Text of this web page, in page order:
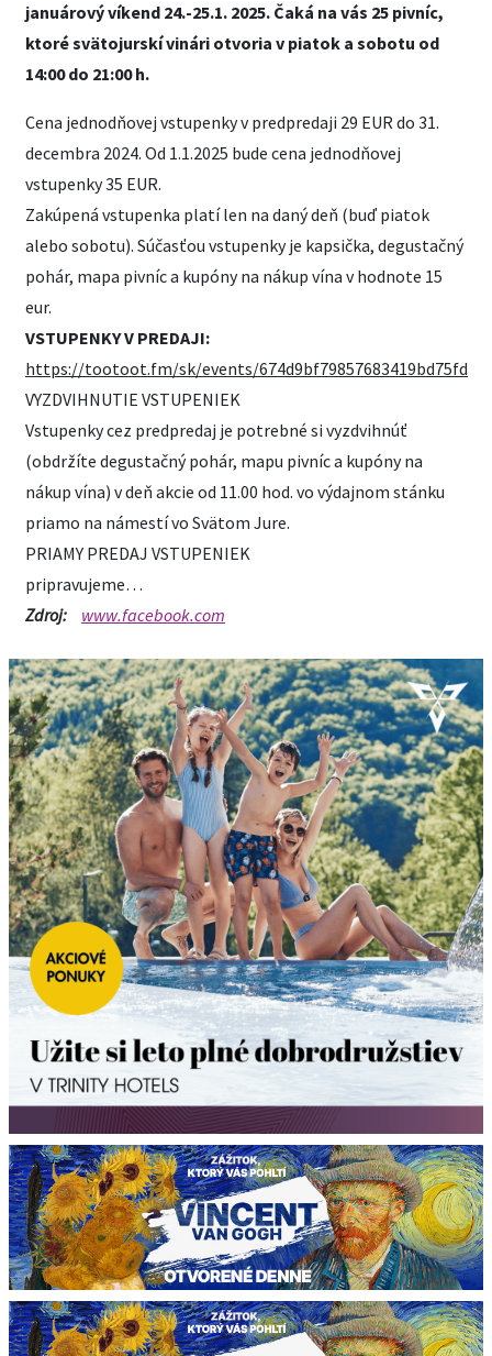
januárový víkend 24.-25.1. 2025. Čaká na vás 25 pivníc,
ktoré svätojurskí vinári otvoria v piatok a sobotu od
14:00 do 21:00 h.
Cena jednodňovej vstupenky v predpredaji 29 EUR do 31.
decembra 2024. Od 1.1.2025 bude cena jednodňovej
vstupenky 35 EUR.
Zakúpená vstupenka platí len na daný deň (buď piatok
alebo sobotu). Súčasťou vstupenky je kapsička, degustačný
pohár, mapa pivníc a kupóny na nákup vína v hodnote 15
eur.
VSTUPENKY V PREDAJI:
https://tootoot.fm/sk/events/674d9bf79857683419bd75fd
VYZDVIHNUTIE VSTUPENIEK
Vstupenky cez predpredaj je potrebné si vyzdvihnúť
(obdržíte degustačný pohár, mapu pivníc a kupóny na
nákup vína) v deň akcie od 11.00 hod. vo výdajnom stánku
priamo na námestí vo Svätom Jure.
PRIAMY PREDAJ VSTUPENIEK
pripravujeme…
Zdroj:
www.facebook.com